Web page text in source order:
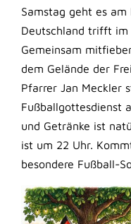
Samstag geht es
Deutschland trifft im
Gemeinsam
dem Gelände der
Pfarrer Jan Meckler
Fußballgottesdienst
und Getränke ist
ist um 22 Uhr.
besondere Fußball-